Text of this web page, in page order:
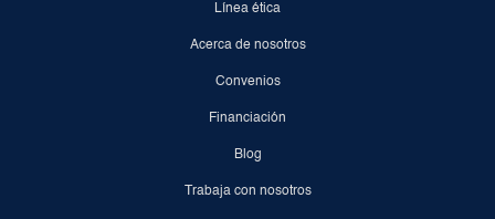
Línea ética
Acerca de nosotros
Convenios
Financiación
Blog
Trabaja con nosotros